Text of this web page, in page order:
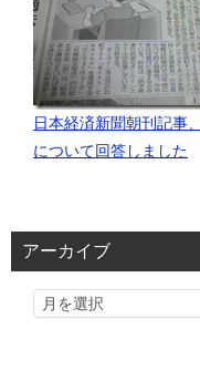
日本経済新聞朝刊記事
について回答しました
アーカイブ